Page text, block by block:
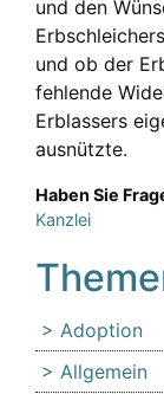
und den
und ob der
fehlende
Erblassers
ausnützte.
Haben Sie
Kanzlei
Adoption
Allgemein